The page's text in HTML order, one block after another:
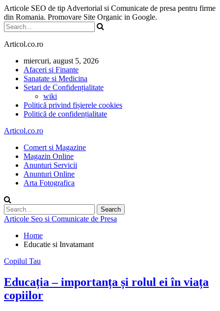
Articole SEO de tip Advertorial si Comunicate de presa pentru firme
din Romania. Promovare Site Organic in Google.
Articol.co.ro
miercuri, august 5, 2026
Afaceri si Finante
Sanatate si Medicina
Setari de Confidențialitate
wiki
Politică privind fișierele cookies
Politică de confidențialitate
Articol.co.ro
Comert si Magazine
Magazin Online
Anunturi Servicii
Anunturi Online
Arta Fotografica
Articole Seo si Comunicate de Presa
Home
Educatie si Invatamant
Copilul Tau
Educația – importanța și rolul ei în viața
copiilor